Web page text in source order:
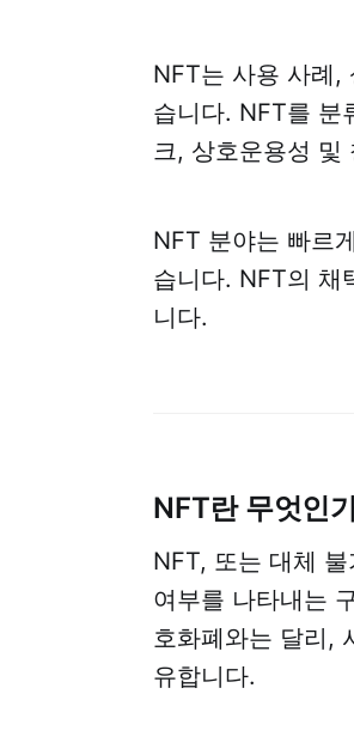
NFT는 사용 사례,
습니다. NFT를 분
크, 상호운용성 및
NFT 분야는 빠르
습니다. NFT의 채
니다.
NFT란 무엇인
NFT, 또는 대체
여부를 나타내는
호화폐와는 달리,
유합니다.